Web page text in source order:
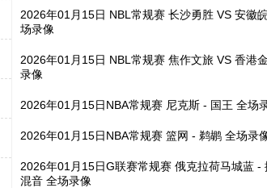
2026年01月15日 NBL常规赛 长沙勇胜 VS 安徽
场录像
2026年01月15日 NBL常规赛 焦作文旅 VS 香港
录像
2026年01月15日NBA常规赛 尼克斯 - 国王 全场
2026年01月15日NBA常规赛 篮网 - 鹈鹕 全场录
2026年01月15日G联赛常规赛 俄克拉荷马城蓝 -
混音 全场录像